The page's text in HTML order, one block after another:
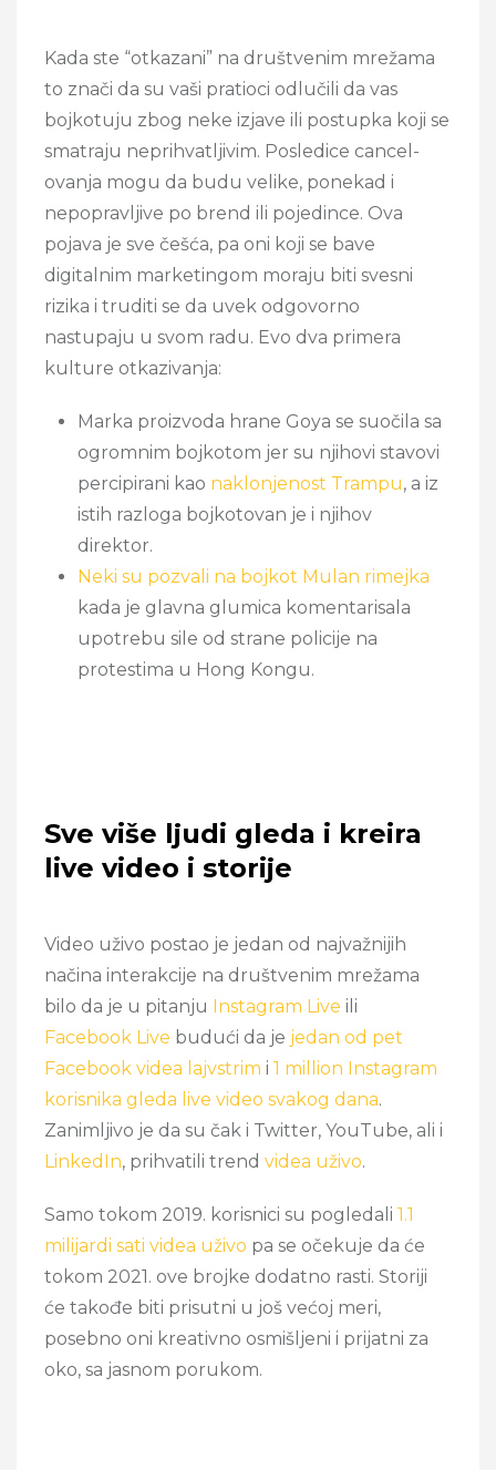
Kada ste “otkazani” na društvenim mrežama
to znači da su vaši pratioci odlučili da vas
bojkotuju zbog neke izjave ili postupka koji se
smatraju neprihvatljivim. Posledice cancel-
ovanja mogu da budu velike, ponekad i
nepopravljive po brend ili pojedince. Ova
pojava je sve češća, pa oni koji se bave
digitalnim marketingom moraju biti svesni
rizika i truditi se da uvek odgovorno
nastupaju u svom radu. Evo dva primera
kulture otkazivanja:
Marka proizvoda hrane Goya se suočila sa
ogromnim bojkotom jer su njihovi stavovi
percipirani kao naklonjenost Trampu, a iz
istih razloga bojkotovan je i njihov
direktor.
Neki su pozvali na bojkot Mulan rimejka
kada je glavna glumica komentarisala
upotrebu sile od strane policije na
protestima u Hong Kongu.
Sve više ljudi gleda i kreira
live video i storije
Video uživo postao je jedan od najvažnijih
načina interakcije na društvenim mrežama
bilo da je u pitanju
Instagram Live ili
Facebook Live budući da je jedan od pet
Facebook videa lajvstrim i 1 million Instagram
korisnika gleda live video svakog dana.
Zanimljivo je da su čak i Twitter, YouTube, ali i
LinkedIn, prihvatili trend videa uživo.
Samo tokom 2019. korisnici su pogledali 1.1
milijardi sati videa uživo pa se očekuje da će
tokom 2021. ove brojke dodatno rasti. Storiji
će takođe biti prisutni u još većoj meri,
posebno oni kreativno osmišljeni i prijatni za
oko, sa jasnom porukom.